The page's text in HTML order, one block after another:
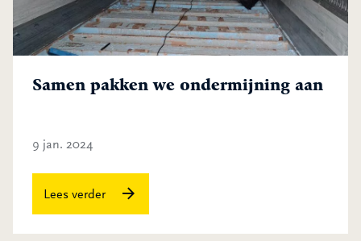
Samen pakken we ondermijning aan
9 jan. 2024
Lees verder